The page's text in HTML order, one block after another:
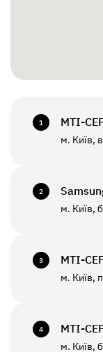
1 МТI-
м. Київ,
СБ - НД
До цього
2
м. Київ,
+380(44)590-
СБ - НД
3 МТI-
м. Київ,
+380(67)550-
4 МТI-
м. Київ,